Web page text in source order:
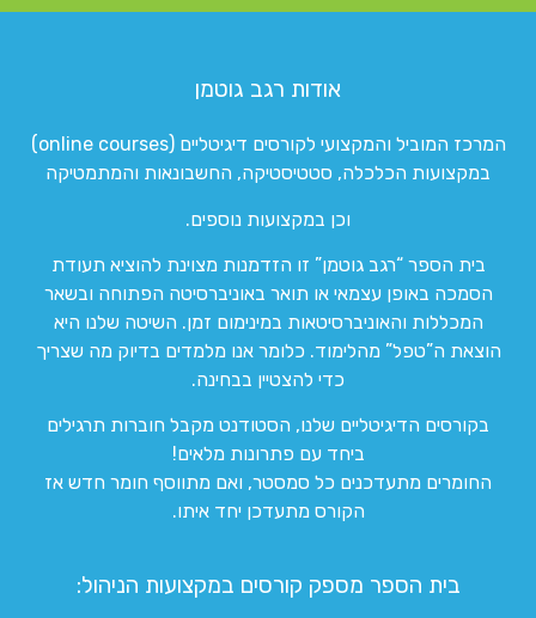
אודות רגב גוטמן
המרכז המוביל והמקצועי לקורסים דיגיטליים (online courses)
במקצועות הכלכלה, סטטיסטיקה, החשבונאות והמתמטיקה
וכן במקצועות נוספים.
בית הספר “רגב גוטמן” זו הזדמנות מצוינת להוציא תעודת
הסמכה באופן עצמאי או תואר באוניברסיטה הפתוחה ובשאר
המכללות והאוניברסיטאות במינימום זמן. השיטה שלנו היא
הוצאת ה”טפל” מהלימוד. כלומר אנו מלמדים בדיוק מה שצריך
כדי להצטיין בבחינה.
בקורסים הדיגיטליים שלנו, הסטודנט מקבל חוברות תרגילים
ביחד עם פתרונות מלאים!
החומרים מתעדכנים כל סמסטר, ואם מתווסף חומר חדש אז
הקורס מתעדכן יחד איתו.
בית הספר מספק קורסים במקצועות הניהול: